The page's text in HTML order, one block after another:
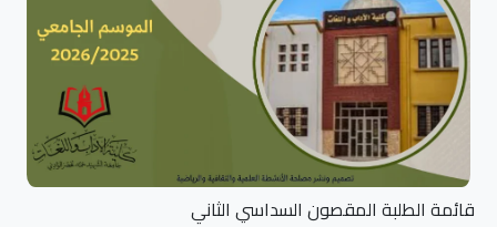
قائمة الطلبة المقصون السداسي الثاني